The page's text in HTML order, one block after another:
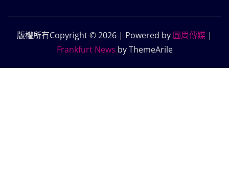
版權所有Copyright © 2026 | Powered by 圓周傳媒 |
Frankfurt News by ThemeArile